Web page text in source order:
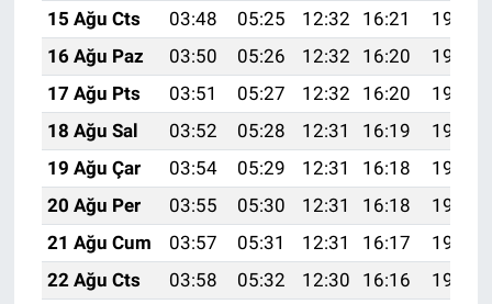
15 Ağu Cts
03:48 05:25 12:32 16:21
19:29
16 Ağu Paz
03:50 05:26 12:32 16:20
19:27
17 Ağu Pts
03:51 05:27 12:32 16:20
19:26
18 Ağu Sal
03:52 05:28 12:31 16:19
19:25
19 Ağu Çar
03:54 05:29 12:31 16:18
19:23
20 Ağu Per
03:55 05:30 12:31 16:18
19:22
21 Ağu Cum
03:57 05:31 12:31 16:17
19:20
22 Ağu Cts
03:58 05:32 12:30 16:16
19:19